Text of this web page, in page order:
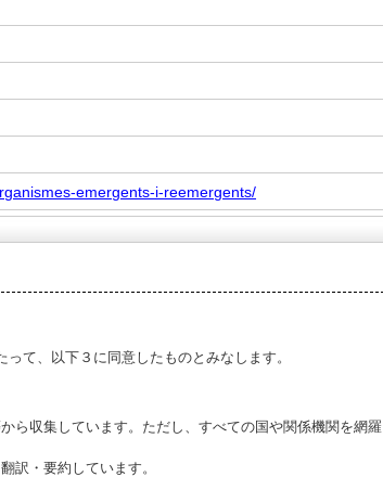
emergents-i-reemergents/
て、以下３に同意したものとみなします。
ら収集しています。ただし、すべての国や関係機関を網羅
訳・要約しています。